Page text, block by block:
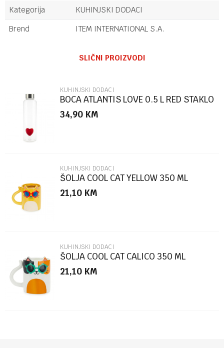
Kategorija
KUHINJSKI DODACI
Brend
ITEM INTERNATIONAL S.A.
POŠALJI
SLIČNI PROIZVODI
KUHINJSKI DODACI
BOCA ATLANTIS LOVE 0.5 L RED STAKLO
34,90 KM
KUHINJSKI DODACI
ŠOLJA COOL CAT YELLOW 350 ML
KERAMIKA
21,10 KM
KUHINJSKI DODACI
ŠOLJA COOL CAT CALICO 350 ML
KERAMIKA
21,10 KM